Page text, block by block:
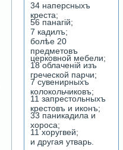
34 наперсныхъ
креста;
56 панагiй;
7 кадилъ;
болѣе 20
предметовъ
церковной мебели;
18 облаченiй изъ
греческой парчи;
7 сувенирныхъ
колокольчиковъ;
11 запрестольныхъ
крестовъ и иконъ;
33 паникадила и
хороса;
11 хоругвей;
и другая утварь.